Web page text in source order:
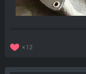
12